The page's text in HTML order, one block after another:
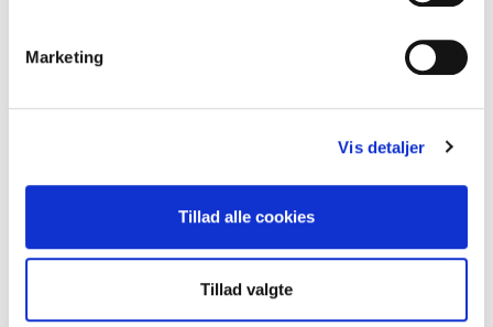
Marketing
Vis detaljer
Tillad alle cookies
Tillad valgte
Din e-mail (tilmelders e-mail)
Jeg erklærer hermed at tilmeldingen sker med samtykke fra,
bestyrelse.*